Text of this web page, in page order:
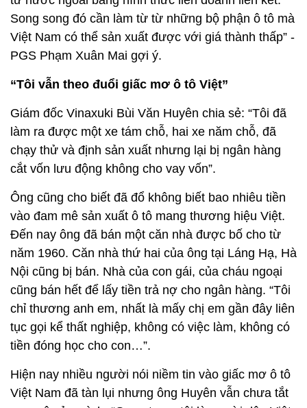
Song song đó cần làm từ từ những bộ phận ô tô mà
Việt Nam có thể sản xuất được với giá thành thấp” -
PGS Phạm Xuân Mai gợi ý.
“Tôi vẫn theo đuổi giấc mơ ô tô Việt”
Giám đốc Vinaxuki Bùi Văn Huyên chia sẻ: “Tôi đã
làm ra được một xe tám chỗ, hai xe năm chỗ, đã
chạy thử và định sản xuất nhưng lại bị ngân hàng
cắt vốn lưu động không cho vay vốn”.
Ông cũng cho biết đã đổ không biết bao nhiêu tiền
vào đam mê sản xuất ô tô mang thương hiệu Việt.
Đến nay ông đã bán một căn nhà được bố cho từ
năm 1960. Căn nhà thứ hai của ông tại Láng Hạ, Hà
Nội cũng bị bán. Nhà của con gái, của cháu ngoại
cũng bán hết để lấy tiền trả nợ cho ngân hàng. “Tôi
chỉ thương anh em, nhất là mấy chị em gần đây liên
tục gọi kể thất nghiệp, không có việc làm, không có
tiền đóng học cho con…”.
Hiện nay nhiều người nói niềm tin vào giấc mơ ô tô
Việt Nam đã tàn lụi nhưng ông Huyên vẫn chưa tắt